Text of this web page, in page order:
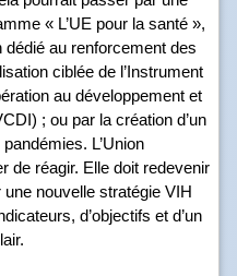
« L’UE pour la santé »,
au renforcement des
ciblée de l’Instrument
au développement et
; ou par la création d’un
L’Union
de réagir. Elle doit redevenir
une nouvelle stratégie VIH
d’objectifs et d’un